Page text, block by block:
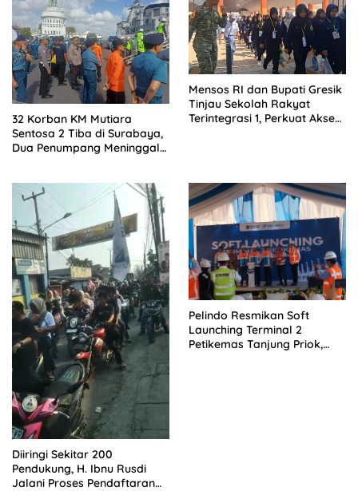
32 Korban KM Mutiara
Sentosa 2 Tiba di Surabaya,
Dua Penumpang Meninggal
Mensos RI dan Bupati Gresik
Tinjau Sekolah Rakyat
Terintegrasi 1, Perkuat Akses
Diiringi Sekitar 200
Pendukung, H. Ibnu Rusdi
Jalani Proses Pendaftaran
Pelindo Resmikan Soft
Launching Terminal 2
Petikemas Tanjung Priok,